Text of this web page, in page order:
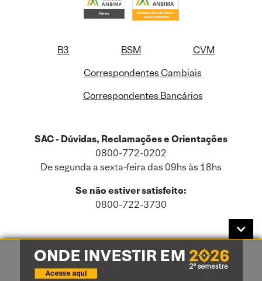
B3 BSM
CVM
Correspondentes Cambiais
Correspondentes Bancários
SAC - Dúvidas, Reclamações e Orientações
0800-772-0202
De segunda a sexta-feira das 09hs às 18hs
Se não estiver satisfeito:
0800-722-3730
Este site usa cookies e dados pessoais de acordo com a nossaPolítica de
Cookies
e a nossaPolítica de Privacidade.